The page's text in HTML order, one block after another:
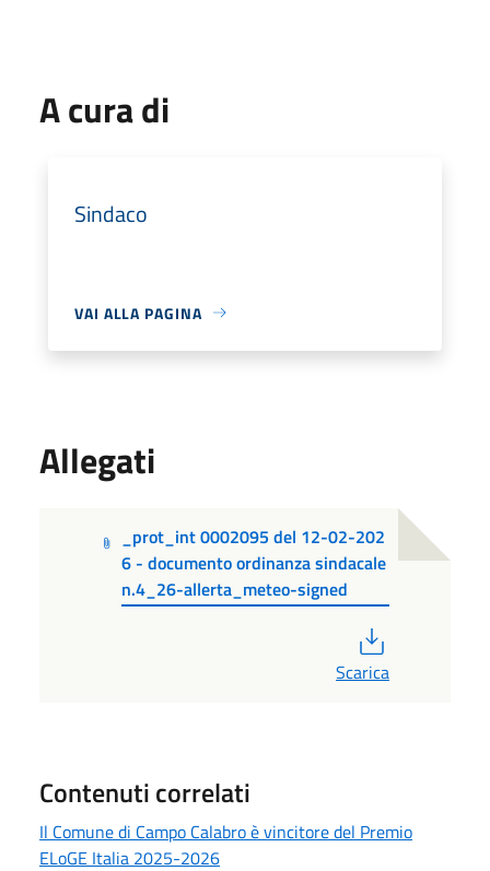
A cura di
Sindaco
VAI ALLA PAGINA
Allegati
_prot_int 0002095 del 12-02-202
6 - documento ordinanza sindacale
n.4_26-allerta_meteo-signed
Scarica
Contenuti correlati
Il Comune di Campo Calabro è vincitore del Premio
ELoGE Italia 2025-2026